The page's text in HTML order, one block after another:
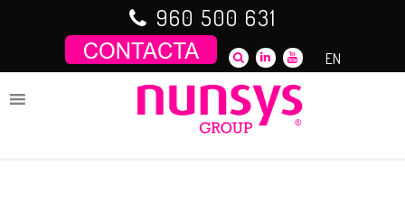
960 500 631
EN